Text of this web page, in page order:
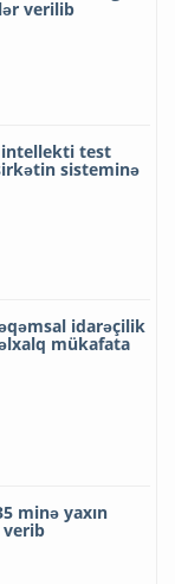
verilib
intellekti test
sisteminə
idarəçilik
mükafata
minə yaxın
verib